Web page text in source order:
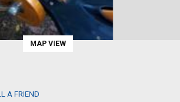
MAP VIEW
A FRIEND